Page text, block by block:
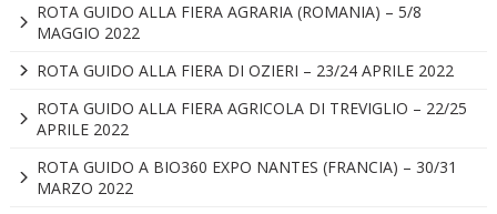
ROTA GUIDO ALLA FIERA AGRARIA (ROMANIA) – 5/8
MAGGIO 2022
ROTA GUIDO ALLA FIERA DI OZIERI – 23/24 APRILE 2022
ROTA GUIDO ALLA FIERA AGRICOLA DI TREVIGLIO – 22/25
APRILE 2022
ROTA GUIDO A BIO360 EXPO NANTES (FRANCIA) – 30/31
MARZO 2022